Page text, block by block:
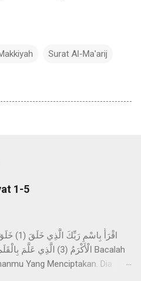
Surat Al-Ma'arij
1-5
Yang Menciptakan. Dia